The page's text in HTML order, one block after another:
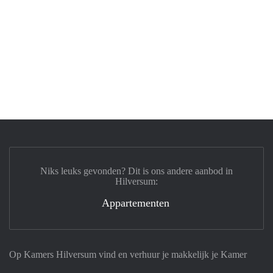
Op Kamers Hilversum vind en verhuur je makkelijk je Kamer
Niks leuks gevonden? Dit is ons andere aanbod in
Hilversum:
Appartementen